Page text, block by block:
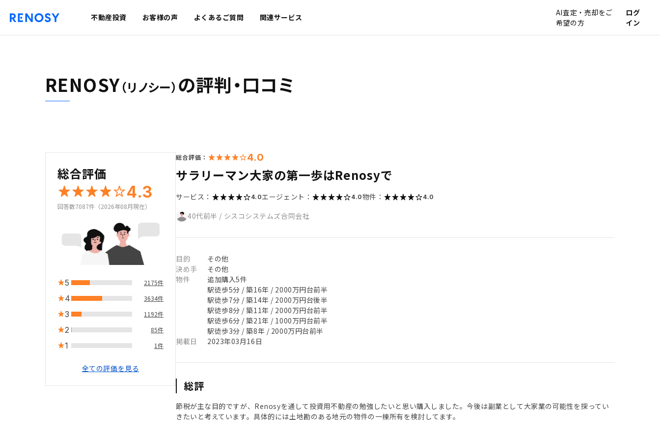
不動産投資 お客様の声 よくあるご質問 関連サービス
AI査定・売却をご
希望の方
ログ
イン
RENOSY（リノシー） の評判・口コミ
総合評価
4.3
回答数7087件（2026年08月現在）
5 2175件
4 3634件
3 1192件
2 85件
1 1件
全ての評価を見る
総合評価： 4.0
サラリーマン大家の第一歩はRenosyで
サービス： 4.0エージェント： 4.0物件： 4.0
40代前半 / シスコシステムズ合同会社
目的
その他
決め手
その他
物件
追加購入5件
駅徒歩5分 / 築16年 / 2000万円台前半
駅徒歩7分 / 築14年 / 2000万円台後半
駅徒歩8分 / 築11年 / 2000万円台前半
駅徒歩6分 / 築21年 / 1000万円台前半
駅徒歩3分 / 築8年 / 2000万円台前半
掲載日
2023年03月16日
総評
節税が主な目的ですが、Renosyを通して投資用不動産の勉強したいと思い購入しました。今後は副業として大家業の可能性を探ってい
きたいと考えています。具体的には土地勘のある地元の物件の一棟所有を検討してます。